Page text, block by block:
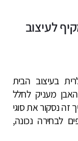
לעיצוב
בעיצוב הבית
מעניק לחלל
זה נסקור את סוגי
לבחירה נכונה,